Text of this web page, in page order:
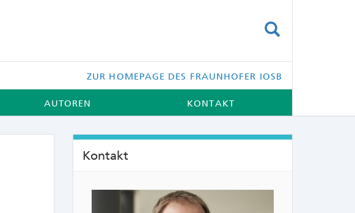
ZUR HOMEPAGE DES FRAUNHOFER IOSB
AUTOREN KONTAKT
Kontakt